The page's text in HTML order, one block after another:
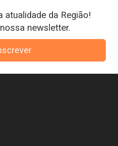
atualidade da Região!
newsletter.